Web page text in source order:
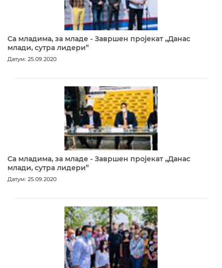
Са младима, за младе - Завршен пројекат „Данас
млади, сутра лидери”
Датум: 25.09.2020
Са младима, за младе - Завршен пројекат „Данас
млади, сутра лидери”
Датум: 25.09.2020